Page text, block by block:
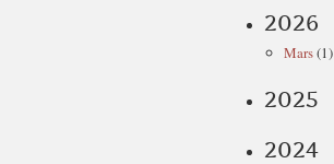
2026
Mars(1)
2025
2024